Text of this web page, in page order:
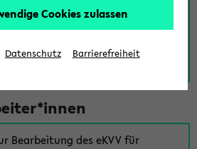
Gastzugang verwenden:
vorhandenen Gastzugang
Bearbeitung des eKVV für
Cookies zulassen
Datenschutz Barrierefreiheit